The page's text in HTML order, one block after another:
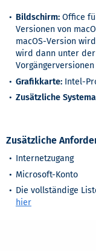
Bildschirm: Office
Versionen von
macOS-Version
wird dann unter
Grafikkarte: Intel-
Zusätzliche
Zusätzliche
Internetzugang
Microsoft-Konto
Die vollständige
hier